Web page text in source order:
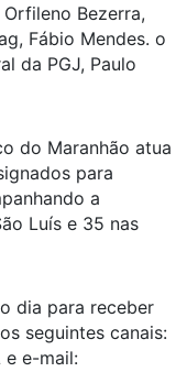
Bezerra,
Fábio Mendes. o
da PGJ, Paulo
do Maranhão atua
para
a
Luís e 35 nas
dia para receber
seguintes canais:
e e-mail: